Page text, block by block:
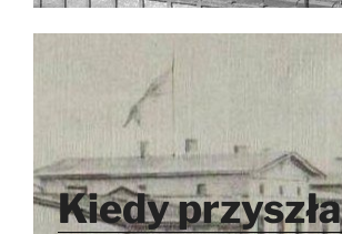
Kiedy